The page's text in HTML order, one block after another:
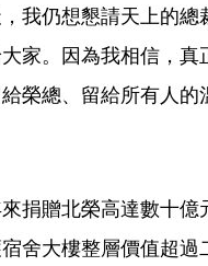
我仍想懇請天上的
家。因為我相信，
榮總、留給所有人
捐贈北榮高達數十
舍大樓整層價值超